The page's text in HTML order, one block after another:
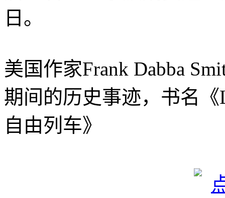
日。
美国作家Frank Dabba
期间的历史事迹，书名
自由列车》